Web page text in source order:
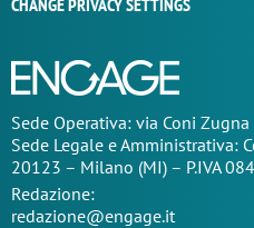
CHANGE PRIVACY SETTINGS
Sede Operativa: via Coni
Sede Legale e Amministrativa:
20123 – Milano (MI) – P.IVA
Redazione:
redazione@engage.it